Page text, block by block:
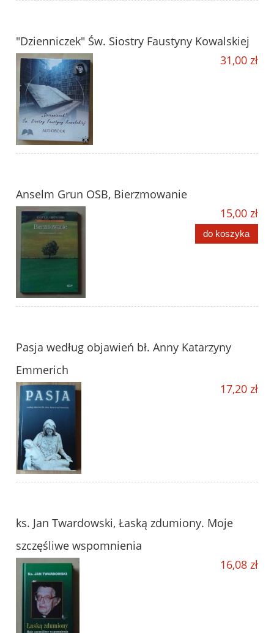
"Dzienniczek" Św. Siostry Faustyny Kowalskiej
31,00 zł
Anselm Grun OSB, Bierzmowanie
15,00 zł
do koszyka
Pasja według objawień bł. Anny Katarzyny
Emmerich
17,20 zł
ks. Jan Twardowski, Łaską zdumiony. Moje
szczęśliwe wspomnienia
16,08 zł